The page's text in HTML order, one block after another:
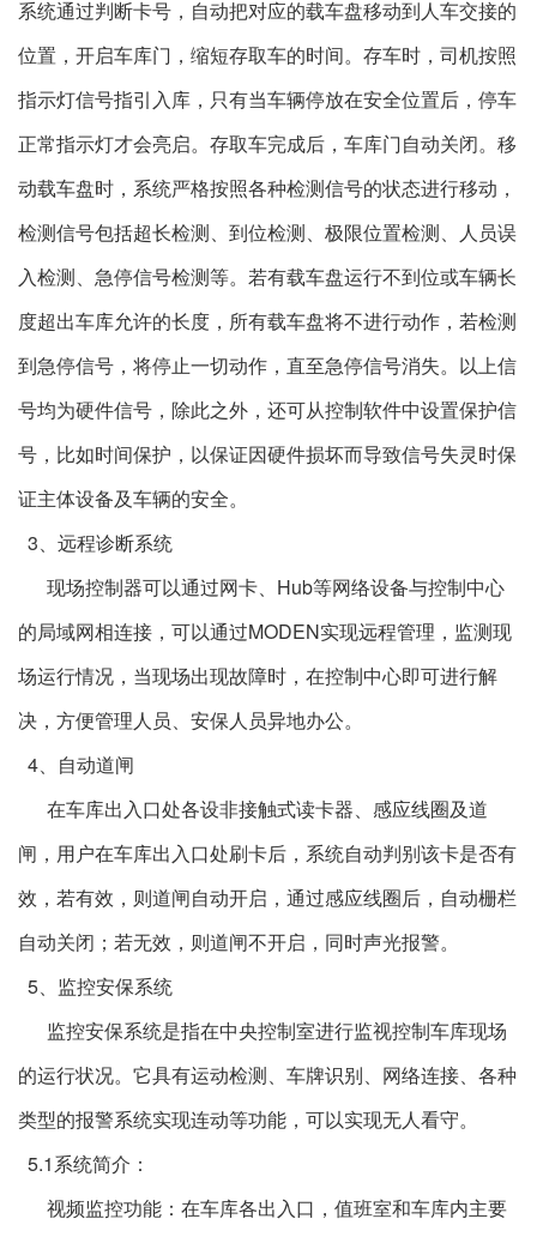
系统通过判断卡号，自动把对应的载车盘移动到人车交接的
位置，开启车库门，缩短存取车的时间。存车时，司机按照
指示灯信号指引入库，只有当车辆停放在安全位置后，停车
正常指示灯才会亮启。存取车完成后，车库门自动关闭。移
动载车盘时，系统严格按照各种检测信号的状态进行移动，
检测信号包括超长检测、到位检测、极限位置检测、人员误
入检测、急停信号检测等。若有载车盘运行不到位或车辆长
度超出车库允许的长度，所有载车盘将不进行动作，若检测
到急停信号，将停止一切动作，直至急停信号消失。以上信
号均为硬件信号，除此之外，还可从控制软件中设置保护信
号，比如时间保护，以保证因硬件损坏而导致信号失灵时保
证主体设备及车辆的安全。
3、远程诊断系统
现场控制器可以通过网卡、Hub等网络设备与控制中心
的局域网相连接，可以通过MODEN实现远程管理，监测现
场运行情况，当现场出现故障时，在控制中心即可进行解
决，方便管理人员、安保人员异地办公。
4、自动道闸
在车库出入口处各设非接触式读卡器、感应线圈及道
闸，用户在车库出入口处刷卡后，系统自动判别该卡是否有
效，若有效，则道闸自动开启，通过感应线圈后，自动栅栏
自动关闭；若无效，则道闸不开启，同时声光报警。
5、监控安保系统
监控安保系统是指在中央控制室进行监视控制车库现场
的运行状况。它具有运动检测、车牌识别、网络连接、各种
类型的报警系统实现连动等功能，可以实现无人看守。
5.1系统简介：
视频监控功能：在车库各出入口，值班室和车库内主要